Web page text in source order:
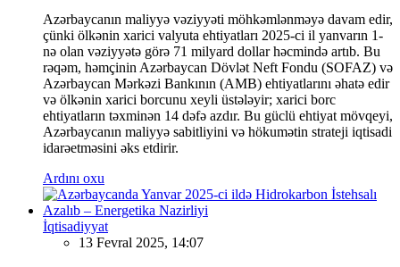
Azərbaycanın maliyyə vəziyyəti möhkəmlənməyə davam edir,
çünki ölkənin xarici valyuta ehtiyatları 2025-ci il yanvarın 1-
nə olan vəziyyətə görə 71 milyard dollar həcmində artıb. Bu
rəqəm, həmçinin Azərbaycan Dövlət Neft Fondu (SOFAZ) və
Azərbaycan Mərkəzi Bankının (AMB) ehtiyatlarını əhatə edir
və ölkənin xarici borcunu xeyli üstələyir; xarici borc
ehtiyatların təxminən 14 dəfə azdır. Bu güclü ehtiyat mövqeyi,
Azərbaycanın maliyyə sabitliyini və hökumətin strateji iqtisadi
idarəetməsini əks etdirir.
Ardını oxu
İqtisadiyyat
13 Fevral 2025, 14:07